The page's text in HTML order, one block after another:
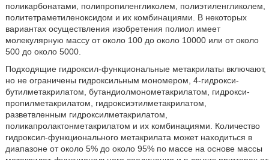
поликарбонатами, полипропиленгликолем, полиэтиленгликолем,
политетраметиленоксидом и их комбинациями. В некоторых
вариантах осуществления изобретения полиол имеет
молекулярную массу от около 100 до около 10000 или от около
500 до около 5000.
Подходящие гидроксил-функциональные метакрилаты включают,
но не ограничены гидроксильным мономером, 4-гидрокси-
бутилметакрилатом, бутандиолмонометакрилатом, гидрокси-
пропилметакрилатом, гидроксиэтилметакрилатом,
разветвленным гидроксилметакрилатом,
поликапролактонметакрилатом и их комбинациями. Количество
гидроксил-функционального метакрилата может находиться в
диапазоне от около 5% до около 95% по массе на основе массы